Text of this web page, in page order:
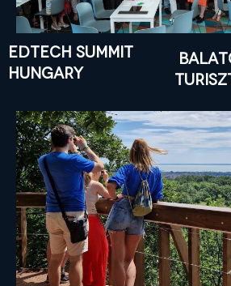
edtech summit
hungary